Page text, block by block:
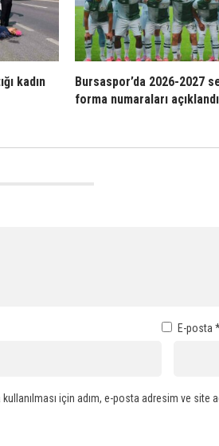
kadın
Bursaspor’da 2026-2027
forma numaraları açıklandı
E-posta
için adım, e-posta adresim ve site